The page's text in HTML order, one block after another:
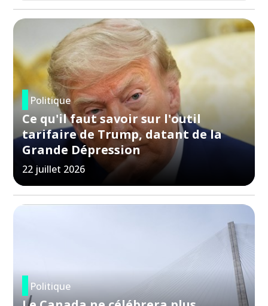
Politique
Ce qu'il faut savoir sur l'outil
tarifaire de Trump, datant de la
Grande Dépression
22 juillet 2026
Politique